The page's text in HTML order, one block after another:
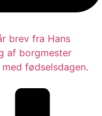
brev fra Hans
af borgmester
fødselsdagen.